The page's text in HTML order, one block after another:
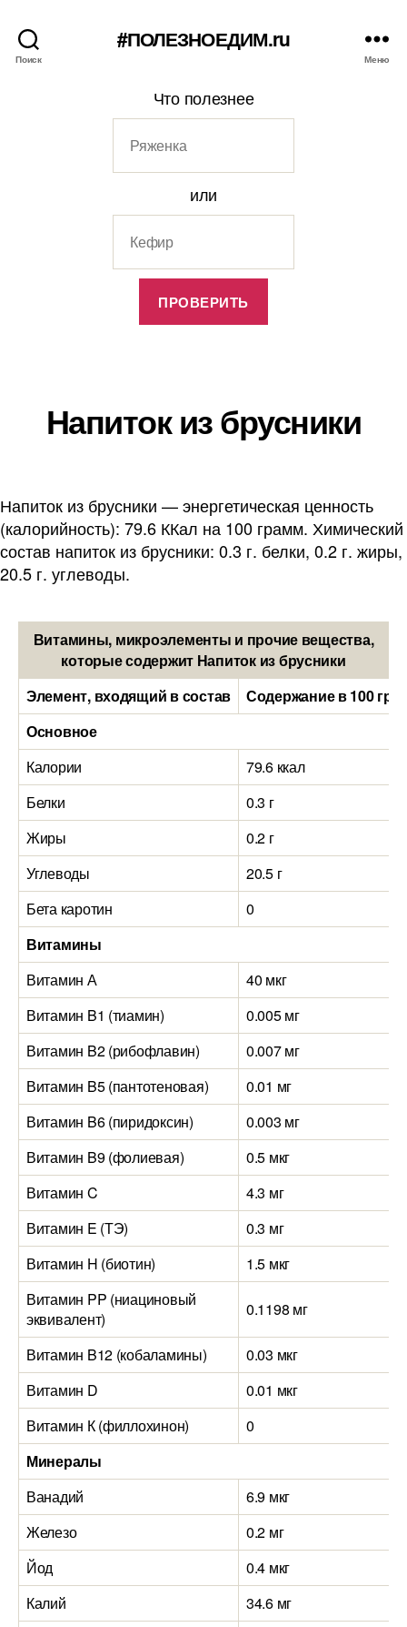
Поиск
#ПОЛЕЗНОЕДИМ.ru
Меню
Что полезнее
или
Напиток из брусники
Напиток из брусники — энергетическая ценность
(калорийность): 79.6 ККал на 100 грамм. Химический
состав напиток из брусники: 0.3 г. белки, 0.2 г. жиры,
20.5 г. углеводы.
Витамины, микроэлементы и прочие вещества,
которые содержит Напиток из брусники
Элемент, входящий в состав
Содержание в 100
Основное
Калории
79.6 ккал
Белки
0.3 г
Жиры
0.2 г
Углеводы
20.5 г
Бета каротин
0
Витамины
Витамин А
40 мкг
Витамин B1 (тиамин)
0.005 мг
Витамин B2 (рибофлавин)
0.007 мг
Витамин B5 (пантотеновая)
0.01 мг
Витамин B6 (пиридоксин)
0.003 мг
Витамин B9 (фолиевая)
0.5 мкг
Витамин C
4.3 мг
Витамин E (ТЭ)
0.3 мг
Витамин H (биотин)
1.5 мкг
Витамин PP (ниациновый
эквивалент)
0.1198 мг
Витамин B12 (кобаламины)
0.03 мкг
Витамин D
0.01 мкг
Витамин К (филлохинон)
0
Минералы
Ванадий
6.9 мкг
Железо
0.2 мг
Йод
0.4 мкг
Калий
34.6 мг